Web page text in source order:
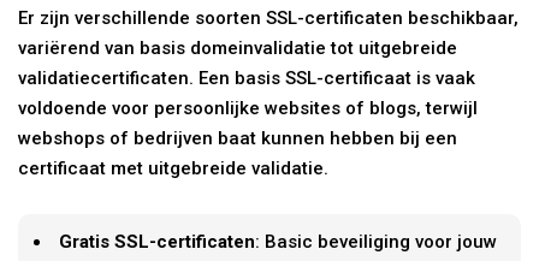
Er zijn verschillende soorten SSL-certificaten beschikbaar,
variërend van basis domeinvalidatie tot uitgebreide
validatiecertificaten. Een basis SSL-certificaat is vaak
voldoende voor persoonlijke websites of blogs, terwijl
webshops of bedrijven baat kunnen hebben bij een
certificaat met uitgebreide validatie.
Gratis SSL-certificaten: Basic beveiliging voor jouw